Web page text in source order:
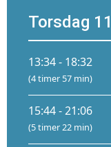
Torsdag
13:34 - 18:32
(4 timer 57 min)
15:44 - 21:06
(5 timer 22 min)